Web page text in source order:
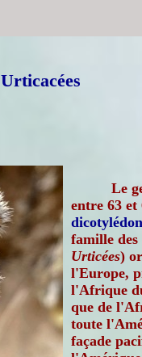
Urticacées
Le
entre 63 et
famille des
Urticées)
l'Europe,
l'Afrique
que de
toute
façade